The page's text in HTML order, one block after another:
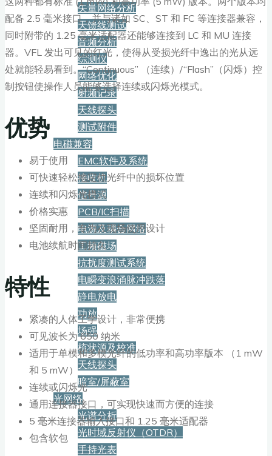
矢量网络分析
天馈线测试
音频分析
综测仪
网络优化
射频记录
天线探头
测试附件
电磁兼容
EMC软件及系统
接收机
信号源
PCB/IC扫描
电源及耦合网络
工频磁场
抗扰度测试系统
电瞬变浪涌脉冲跌落
静电放电
功放
场强
梳状源及校准
天线探头
暗室/屏蔽室
光网络
光谱分析
光时域反射仪（OTDR）
手持光表
配备 2.5 毫米接口，并与诸如 SC、ST 和 FC 等连接器兼容，
同时附带的 1.25 毫米适配器还能够连接到 LC 和 MU 连接
器。VFL 发出可见的红光，使得从受损光纤中逸出的光从远
处就能轻易看到。“Continuous” （连续）/“Flash”（闪烁）控
制按钮使操作人员能够选择连续或闪烁光模式。
优势
易于使用
可快速轻松地定位光纤中的损坏位置
连续和闪烁光模式
价格实惠
坚固耐用，专为在现场使用设计
电池续航时间持久
特性
紧凑的人体工学设计，非常便携
可见波长为 650 纳米
适用于单模和多模光纤的低功率和高功率版本 （1 mW
和 5 mW）
连续或闪烁光
通用连接器接口，可实现快速而方便的连接
5 毫米连接器输入接口和 1.25 毫米适配器
包含软包